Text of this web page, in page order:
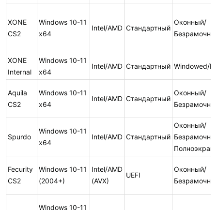
XONE
CS2
Windows 10-11
x64
Intel/AMD Стандартный
Оконный/
XONE
Internal
Windows 10-11
x64
Intel/AMD Стандартный Windowed/
Aquila
CS2
Windows 10-11
x64
Intel/AMD Стандартный
Оконный/
Spurdo
Windows 10-11
x64
Intel/AMD Стандартный
Оконный/
Fecurity
CS2
Windows 10-11
(2004+)
Intel/AMD
(AVX)
UEFI
Оконный/
Windows 10-11